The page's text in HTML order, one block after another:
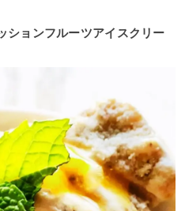
ションフルーツアイスクリー